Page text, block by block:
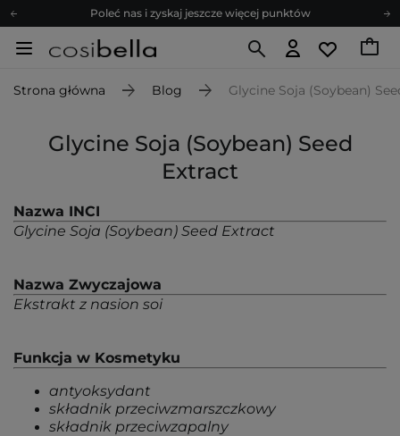
Poleć nas i zyskaj jeszcze więcej punktów
Zapisz się na newsletter pełen porad
Z nami to możliwe! Realizacja zamówienia do 24h.
Zapisz się na newsletter pełen porad
Strona główna Blog Glycine Soja (Soybean)
Glycine Soja (Soybean) Seed
Extract
Nazwa INCI
Glycine Soja (Soybean) Seed Extract
Nazwa Zwyczajowa
Ekstrakt z nasion soi
Funkcja w Kosmetyku
antyoksydant
składnik przeciwzmarszczkowy
składnik przeciwzapalny